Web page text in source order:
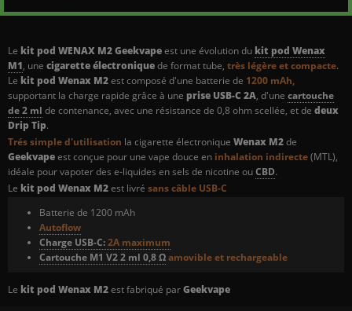
Le kit pod WENAX M2Geekvapeest une évolution du kit pod Wenax
M1, une cigarette électroniquede format tube, très légère et compacte.
Le kit pod Wenax M2est composé d'une batterie de 1200 mAh,
supportant la charge rapide grâce à une prise USB-C 2A, d'une cartouche
de 2 ml de contenance, avec une résistance de 0,8 ohm scellée, et de deux
Drip Tip.
Trés simple d'utilisation la cigarette électronique Wenax M2de
Geekvapeest conçue pour une vape douce en inhalation indirecte(MTL),
idéale pour vapoter des e-liquides en sels de nicotine ouCBD.
Le kit pod Wenax M2est livré sans câble USB-C
Batterie de 1200 mAh
Autoflow
Charge USB-C:2A maximum
Cartouche M1 V2 2 ml 0,8 Ωamovible et rechargeable
Le kit pod Wenax M2est fabriqué parGeekvape